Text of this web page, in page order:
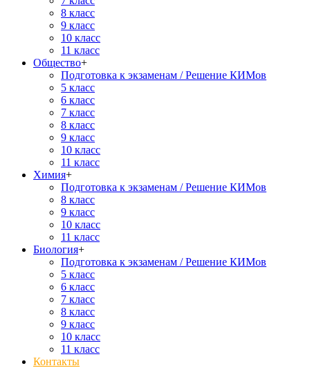
8 класс
9 класс
10 класс
11 класс
Общество+
Подготовка к экзаменам / Решение КИМов
5 класс
6 класс
7 класс
8 класс
9 класс
10 класс
11 класс
Химия+
Подготовка к экзаменам / Решение КИМов
8 класс
9 класс
10 класс
11 класс
Биология+
Подготовка к экзаменам / Решение КИМов
5 класс
6 класс
7 класс
8 класс
9 класс
10 класс
11 класс
Контакты